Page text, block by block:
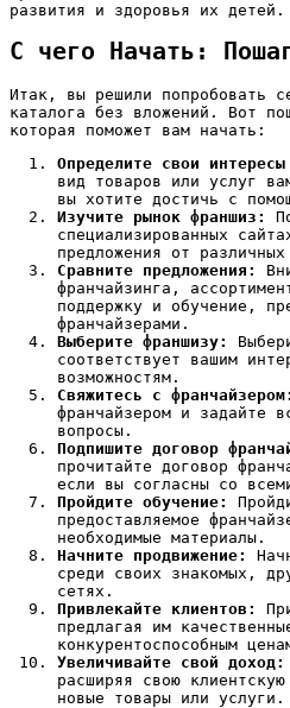
развития и здоровья их детей.
С чего Начать:
Итак‚ вы решили попробовать
каталога без вложений. Вот
которая поможет вам начать:
Определите свои
вид товаров или услуг
вы хотите достичь с
Изучите рынок франшиз:
специализированных
предложения от
Сравните предложения:
франчайзинга‚
поддержку и обучение‚
франчайзерами.
Выберите франшизу:
соответствует вашим
возможностям.
Свяжитесь с франчайзером:
франчайзером и задайте
вопросы.
Подпишите договор
прочитайте договор
если вы согласны со
Пройдите обучение:
предоставляемое
необходимые материалы.
Начните продвижение:
среди своих знакомых‚
сетях.
Привлекайте клиентов:
предлагая им
конкурентоспособным
Увеличивайте свой доход:
расширяя свою
новые товары или услуги.